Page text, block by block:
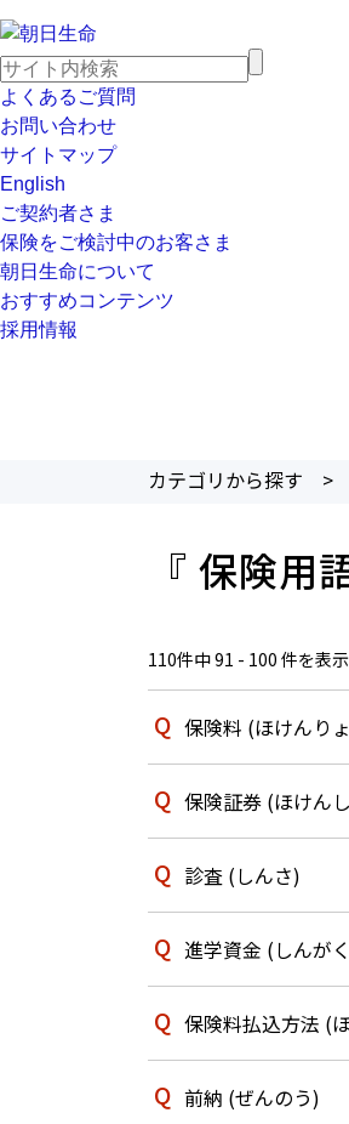
よくあるご質問
お問い合わせ
サイトマップ
English
ご契約者さま
保険をご検討中のお客さま
朝日生命について
おすすめコンテンツ
採用情報
カテゴリから探す >
『 保険用
110件中 91 - 100 件を表示
保険料 (ほけんり
保険証券 (ほけん
診査 (しんさ)
進学資金 (しんが
保険料払込方法 (
前納 (ぜんのう)